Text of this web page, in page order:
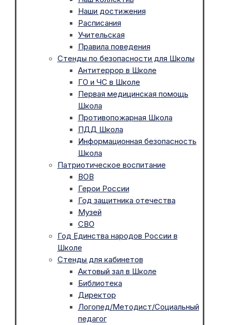
Наши достижения
Расписания
Учительская
Правила поведения
Стенды по безопасности для Школы
Антитеррор в Школе
ГО и ЧС в Школе
Первая медицинская помощь
Школа
Противопожарная Школа
ПДД Школа
Информационная безопасность
Школа
Патриотическое воспитание
ВОВ
Герои России
Год защитника отечества
Музей
СВО
Год Единства народов России в
Школе
Стенды для кабинетов
Актовый зал в Школе
Библиотека
Директор
Логопед/Методист/Социальный
педагог